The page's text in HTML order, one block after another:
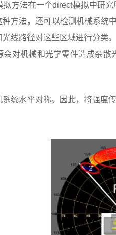
拟方法在一个direct模拟中研
种方法，还可以检测机械系统
线路径对这些区域进行分类
会对机械和光学零件造成杂
系统水平对称。因此，将强度